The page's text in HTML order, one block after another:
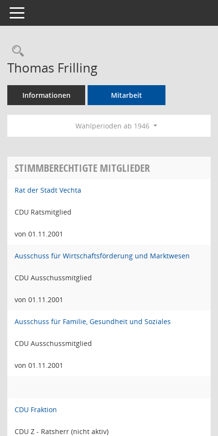
Toggle navigation
Rechercheauswahl
Thomas Frilling
Informationen Mitarbeit
Wahlperioden ab 1946
STIMMBERECHTIGTE MITGLIEDER
Rat der Stadt Vechta
CDU Ratsmitglied
von 01.11.2001
Ausschuss für Wirtschaftsförderung und Marktwesen
CDU Ausschussmitglied
von 01.11.2001
Ausschuss für Familie, Gesundheit und Soziales
CDU Ausschussmitglied
von 01.11.2001
CDU Fraktion
CDU Z - Ratsherr (nicht aktiv)